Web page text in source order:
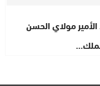
مولاي الحسن